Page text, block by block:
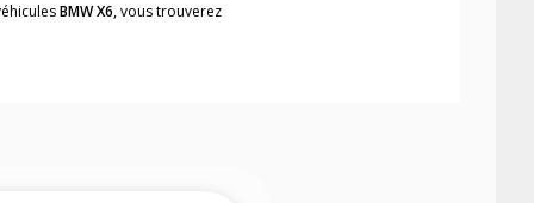
BMW X6, vous trouverez